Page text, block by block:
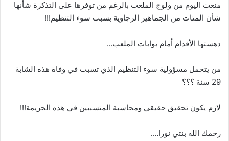
منعت اليوم من ولوج الملعب بالرغم من توفرها على التذكرة شأنها
شأن المئات من الجماهير الرجاوية بسبب سوء التنظيم!!!
دهستها الأقدام أمام بوابات الملعب…
من يتحمل مسؤولية سوء التنظيم الذي تسبب في وفاة هذه الشابة
29 سنة ؟؟؟
لازم يكون تحقيق حقيقي ومحاسبة المتسببين في هذه الجريمة!!!
رحمك الله بنتي نورا….